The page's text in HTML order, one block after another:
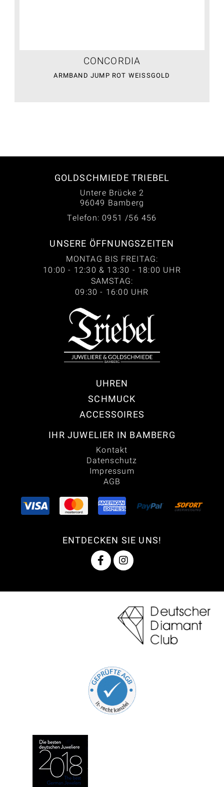
CONCORDIA
ARMBAND JUMP ROT WEISSGOLD
GOLDSCHMIEDE TRIEBEL
Untere Brücke 2
96049 Bamberg
Telefon: 0951 /56 456
UNSERE ÖFFNUNGSZEITEN
MONTAG BIS FREITAG:
10:00 - 12:30 & 13:30 - 18:00 UHR
SAMSTAG:
09:30 - 16:00 UHR
UHREN
SCHMUCK
ACCESSOIRES
IHR JUWELIER IN BAMBERG
Kontakt
Datenschutz
Impressum
AGB
ENTDECKEN SIE UNS!